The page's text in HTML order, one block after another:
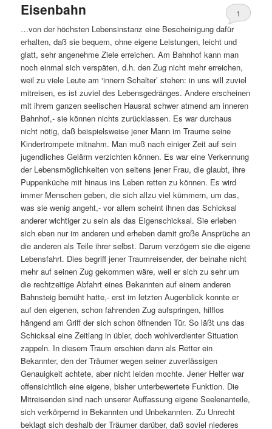
Eisenbahn
1
…von der höchsten Lebensinstanz eine Bescheinigung dafür
erhalten, daß sie bequem, ohne eigene Leistungen, leicht und
glatt, sehr angenehme Ziele erreichen. Am Bahnhof kann man
noch einmal sich verspäten, d.h. den Zug nicht mehr erreichen,
weil zu viele Leute am ‘innern Schalter’ stehen: in uns will zuviel
mitreisen, es ist zuviel des Lebensgedränges. Andere erscheinen
mit ihrem ganzen seelischen Hausrat schwer atmend am inneren
Bahnhof,- sie können nichts zurücklassen. Es war durchaus
nicht nötig, daß beispielsweise jener Mann im Traume seine
Kindertrompete mitnahm. Man muß nach einiger Zeit auf sein
jugendliches Gelärm verzichten können. Es war eine Verkennung
der Lebensmöglichkeiten von seitens jener Frau, die glaubt, ihre
Puppenküche mit hinaus ins Leben retten zu können. Es wird
immer Menschen geben, die sich allzu viel kümmern, um das,
was sie wenig angeht,- vor allem scheint ihnen das Schicksal
anderer wichtiger zu sein als das Eigenschicksal. Sie erleben
sich eben nur im anderen und erheben damit große Ansprüche an
die anderen als Teile ihrer selbst. Darum verzögern sie die eigene
Lebensfahrt. Dies begriff jener Traumreisender, der beinahe nicht
mehr auf seinen Zug gekommen wäre, weil er sich zu sehr um
die rechtzeitige Abfahrt eines Bekannten auf einem anderen
Bahnsteig bemüht hatte,- erst im letzten Augenblick konnte er
auf den eigenen, schon fahrenden Zug aufspringen, hilflos
hängend am Griff der sich schon öffnenden Tür. So läßt uns das
Schicksal eine Zeitlang in übler, doch wohlverdienter Situation
zappeln. In diesem Traum erschien dann als Retter ein
Bekannter, den der Träumer wegen seiner zuverlässigen
Genauigkeit achtete, aber nicht leiden mochte. Jener Helfer war
offensichtlich eine eigene, bisher unterbewertete Funktion. Die
Mitreisenden sind nach unserer Auffassung eigene Seelenanteile,
sich verkörpernd in Bekannten und Unbekannten. Zu Unrecht
beklagt sich deshalb der Träumer darüber, daß soviel niederes